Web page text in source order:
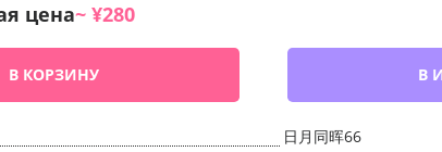
цена~ ¥280
В КОРЗИНУ В
日月同晖66